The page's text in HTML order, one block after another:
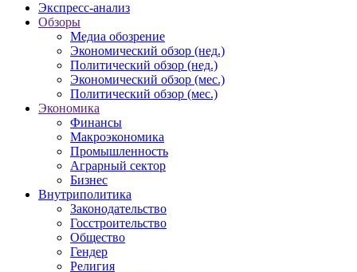
Экспресс-анализ
Обзоры
Медиа обозрение
Экономический обзор (нед.)
Политический обзор (нед.)
Экономический обзор (мес.)
Политический обзор (мес.)
Экономика
Финансы
Макроэкономика
Промышленность
Аграрный сектор
Бизнес
Внутриполитика
Законодательство
Госстроительство
Общество
Гендер
Религия